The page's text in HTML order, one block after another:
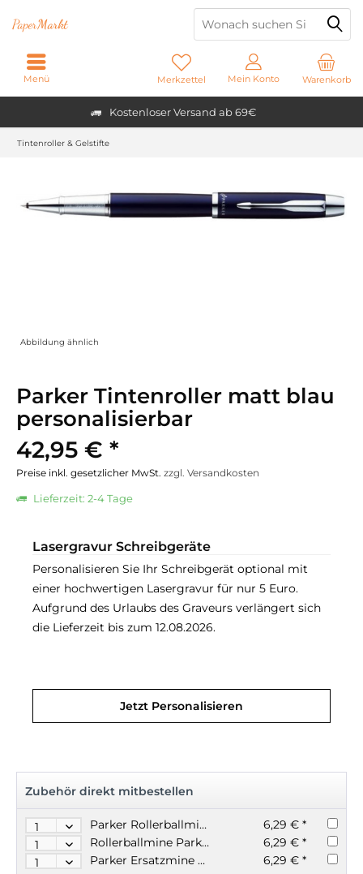
Kostenloser Versand ab 69€
PaperMarkt
Warenkorb
Merkzettel Mein Konto
Menü
Tintenroller & Gelstifte
Abbildung ähnlich
Parker Tintenroller matt blau
personalisierbar
42,95 € *
Preise inkl. gesetzlicher MwSt. zzgl. Versandkosten
Lieferzeit: 2-4 Tage
Lasergravur Schreibgeräte
Personalisieren Sie Ihr Schreibgerät optional mit
einer hochwertigen Lasergravur für nur 5 Euro.
Aufgrund des Urlaubs des Graveurs verlängert sich
die Lieferzeit bis zum 12.08.2026.
Jetzt Personalisieren
Zubehör direkt mitbestellen
Parker Rollerballmine Quink Großraummine blau F
6,29 € *
Rollerballmine Parker Quink Großraummine schwarz F
6,29 € *
Parker Ersatzmine Quink Rollerballmine M blau oder schwarz
6,29 € *